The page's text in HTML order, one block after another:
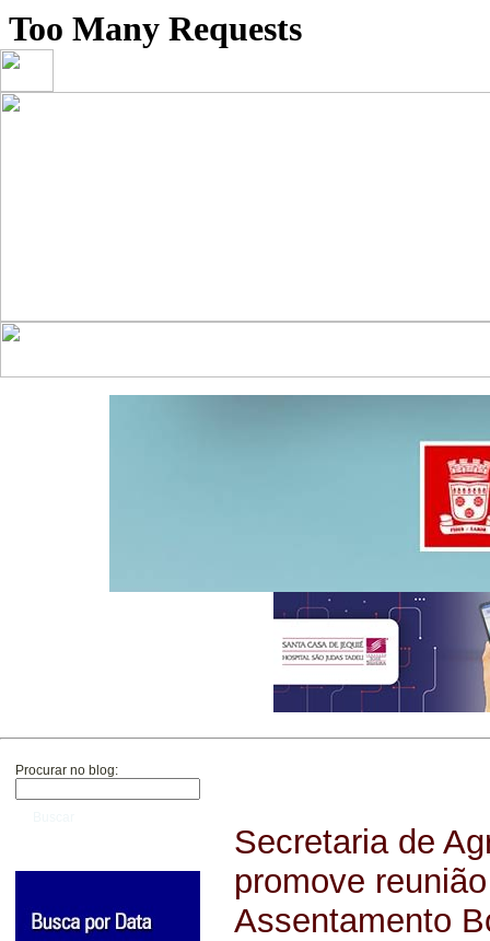
Procurar no blog:
Secretaria de
promove
Assentamento